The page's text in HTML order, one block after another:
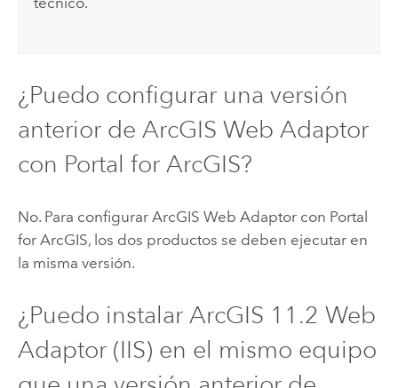
¿Puedo configurar una versión
anterior de ArcGIS Web Adaptor
con Portal for ArcGIS?
No. Para configurar ArcGIS Web Adaptorcon Portal
for ArcGIS, los dos productos se deben ejecutar en
la misma versión.
¿Puedo instalar ArcGIS 11.2 Web
Adaptor (IIS) en el mismo equipo